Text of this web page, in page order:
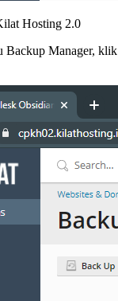
Hosting 2.0
Backup Manager, klik